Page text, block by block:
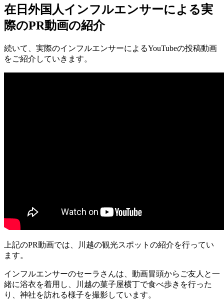
在日外国人インフルエンサーによる実
際のPR動画の紹介
続いて、実際のインフルエンサーによるYouTubeの投稿動画
をご紹介していきます。
上記のPR動画では、川越の観光スポットの紹介を行ってい
ます。
インフルエンサーのセーラさんは、動画冒頭からご友人と一
緒に浴衣を着用し、川越の菓子屋横丁で食べ歩きを行った
り、神社を訪れる様子を撮影しています。